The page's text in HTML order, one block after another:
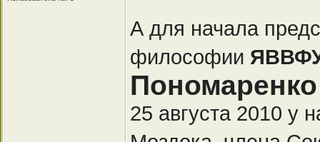
А для начала
философии
25 августа 2010 у